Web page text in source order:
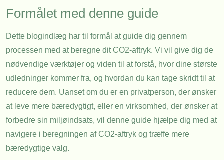
Formålet med denne guide
Dette blogindlæg har til formål at guide dig gennem
processen med at beregne dit CO2-aftryk. Vi vil give dig de
nødvendige værktøjer og viden til at forstå, hvor dine største
udledninger kommer fra, og hvordan du kan tage skridt til at
reducere dem. Uanset om du er en privatperson, der ønsker
at leve mere bæredygtigt, eller en virksomhed, der ønsker at
forbedre sin miljøindsats, vil denne guide hjælpe dig med at
navigere i beregningen af CO2-aftryk og træffe mere
bæredygtige valg.